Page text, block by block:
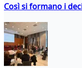
Così si formano i